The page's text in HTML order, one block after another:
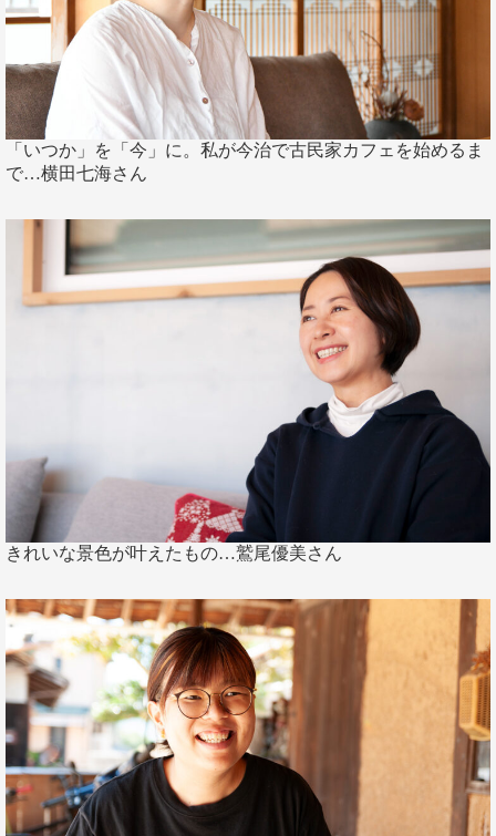
「いつか」を「今」に。私が今治で古民家カフェを始めるま
で…横田七海さん
きれいな景色が叶えたもの…鷲尾優美さん